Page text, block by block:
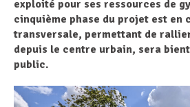
exploité pour ses ressources de
cinquième phase du projet est en
transversale, permettant de
depuis le centre urbain, sera
public.